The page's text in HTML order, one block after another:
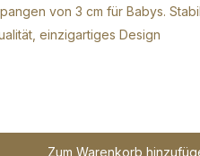
anlegen
von 3 cm für Babys.
einzigartiges Design
Zum Warenkorb